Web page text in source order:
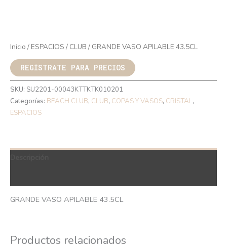
Inicio / ESPACIOS / CLUB / GRANDE VASO APILABLE 43.5CL
REGÍSTRATE PARA PRECIOS
SKU: SU2201-00043KTTKTK010201
Categorías: BEACH CLUB, CLUB, COPAS Y VASOS, CRISTAL,
ESPACIOS
GRANDE VASO APILABLE 43.5CL
Productos relacionados